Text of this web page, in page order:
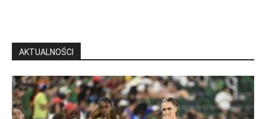
AKTUALNOŚCI